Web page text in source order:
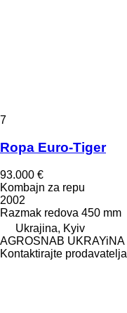
7
Ropa Euro-Tiger
93.000 €
Kombajn za repu
2002
Razmak redova 450 mm
Ukrajina, Kyiv
AGROSNAB UKRAYiNA
Kontaktirajte prodavatelja